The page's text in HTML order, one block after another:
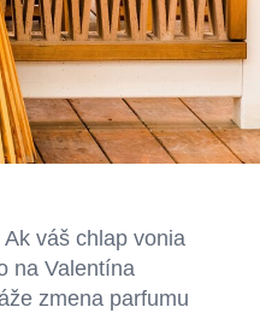
váš chlap vonia
na Valentína
zmena parfumu